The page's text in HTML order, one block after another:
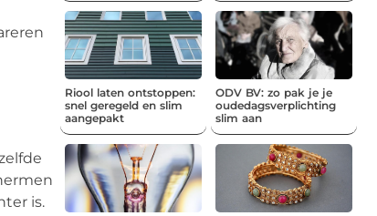
is.
Riool laten ontstoppen:
snel geregeld en slim
aangepakt
ODV BV: zo pak je je
oudedagsverplichting
slim aan